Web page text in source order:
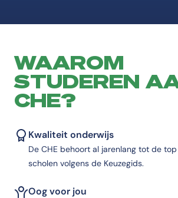
WAAROM
STUDEREN
CHE?
Kwaliteit onderwijs
De CHE behoort al jarenlang tot de
scholen volgens de Keuzegids.
Oog voor jou